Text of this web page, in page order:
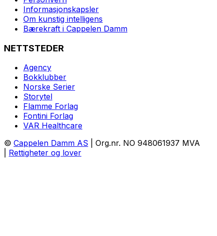
Informasjonskapsler
Om kunstig intelligens
Bærekraft i Cappelen Damm
NETTSTEDER
Agency
Bokklubber
Norske Serier
Storytel
Flamme Forlag
Fontini Forlag
VAR Healthcare
© Cappelen Damm AS | Org.nr. NO 948061937 MVA
Rettigheter og lover